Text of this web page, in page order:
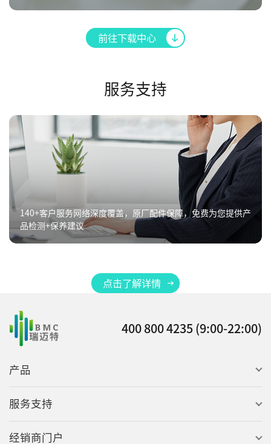
前往下载中心
服务支持
140+客户服务网络深度覆盖，原厂配件保障，免费为您提供产
品检测+保养建议
点击了解详情
400 800 4235 (9:00-22:00)
产品
服务支持
经销商门户